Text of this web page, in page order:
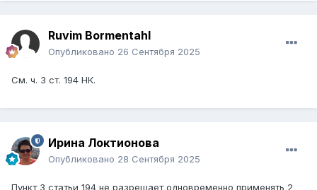
Ruvim Bormentahl
Опубликовано 26 Сентября 2025
См. ч. 3 ст. 194 НК.
Ирина Локтионова
Опубликовано 28 Сентября 2025
Пункт 3 статьи 194 не разрешает одновременно применять 2